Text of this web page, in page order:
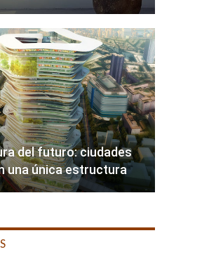
del futuro: ciudades
una única estructura